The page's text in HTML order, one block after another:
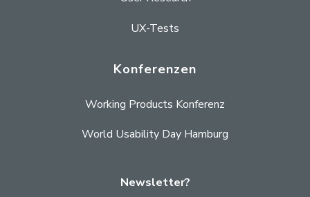
UX-Tests
Konferenzen
Working Products Konferenz
World Usability Day Hamburg
Newsletter?